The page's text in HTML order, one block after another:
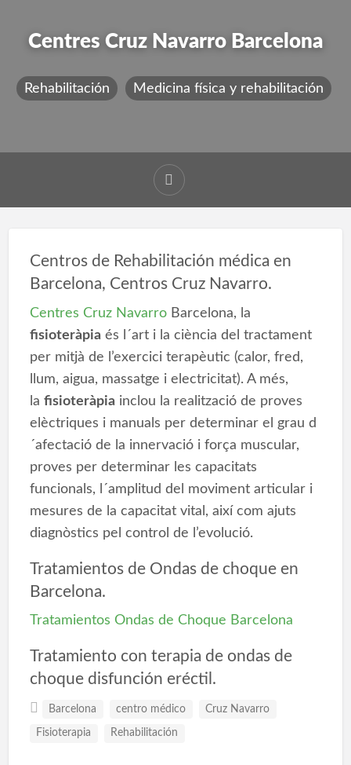
Centres Cruz Navarro Barcelona
Rehabilitación Medicina física y rehabilitación
Centros de Rehabilitación médica en
Barcelona, Centros Cruz Navarro.
Centres Cruz NavarroBarcelona, la
fisioteràpiaés l´art i la ciència del tractament
per mitjà de l’exercici terapèutic (calor, fred,
llum, aigua, massatge i electricitat). A més,
la fisioteràpiainclou la realització de proves
elèctriques i manuals per determinar el grau d
´afectació de la innervació i força muscular,
proves per determinar les capacitats
funcionals, l´amplitud del moviment articular i
mesures de la capacitat vital, així com ajuts
diagnòstics pel control de l’evolució.
Tratamientos de Ondas de choque en
Barcelona.
Tratamientos Ondas de Choque Barcelona
Tratamiento con terapia de ondas de
choque disfunción eréctil.
Barcelona centro médico Cruz Navarro
Fisioterapia Rehabilitación